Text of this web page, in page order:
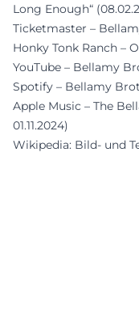
Long Enough“
Ticketmaster –
Honky Tonk Ranch –
YouTube – Bellamy
Spotify – Bellamy
Apple Music – The
01.11.2024)
Wikipedia: Bild- und